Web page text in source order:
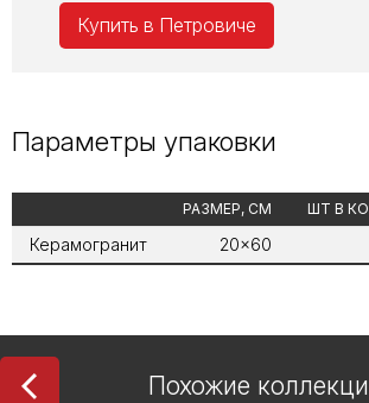
Купить в Петровиче
Параметры упаковки
РАЗМЕР, СМ ШТ В
Керамогранит 20x60
Похожие